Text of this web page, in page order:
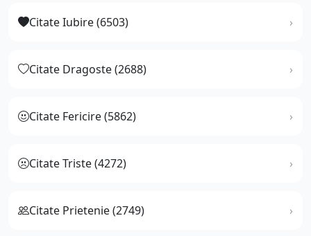
Citate Iubire (6503)
Citate Dragoste (2688)
Citate Fericire (5862)
Citate Triste (4272)
Citate Prietenie (2749)